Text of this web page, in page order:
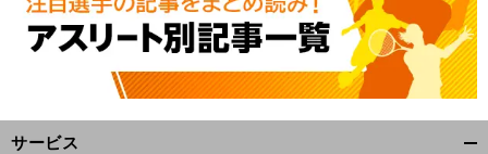
サービス